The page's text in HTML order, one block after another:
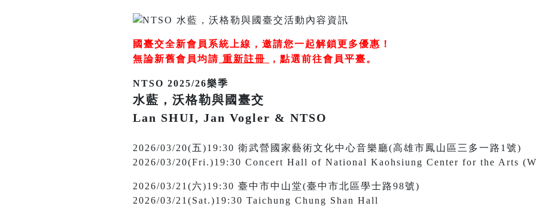
國臺交全新會員系統上線，邀請您一起解鎖更多優惠！
無論新舊會員均請 重新註冊 ， 點選前往會員平臺。
NTSO 2025/26樂季
水藍，沃格勒與國臺交
Lan SHUI, Jan Vogler & NTSO
2026/03/20(五)19:30 衛武營國家藝術文化中心音樂廳(高雄市鳳山區三多一路1號)
2026/03/20(Fri.)19:30 Concert Hall of National Kaohsiung Center for the Arts
2026/03/21(六)19:30 臺中市中山堂(臺中市北區學士路98號)
2026/03/21(Sat.)19:30 Taichung Chung Shan Hall